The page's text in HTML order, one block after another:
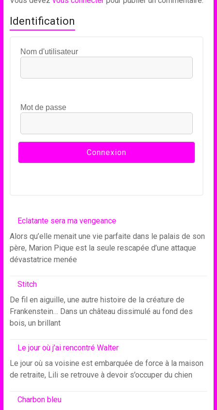
Identification
Nom d'utilisateur
Mot de passe
Eclatante sera ma vengeance
Alors qu’elle menait une vie parfaite dans le palais de son
père, Marion Pique est la seule rescapée d’une attaque
dévastatrice menée
Stitch
De fil en aiguille, une autre histoire de la créature de
Frankenstein… Dans un château dissimulé au fond des
bois, un brillant
Le jour où j’ai rencontré Walter
Le jour où sa voisine est embarquée de force à la maison
de retraite, Lili se retrouve à devoir s’occuper du chien
Charbon bleu